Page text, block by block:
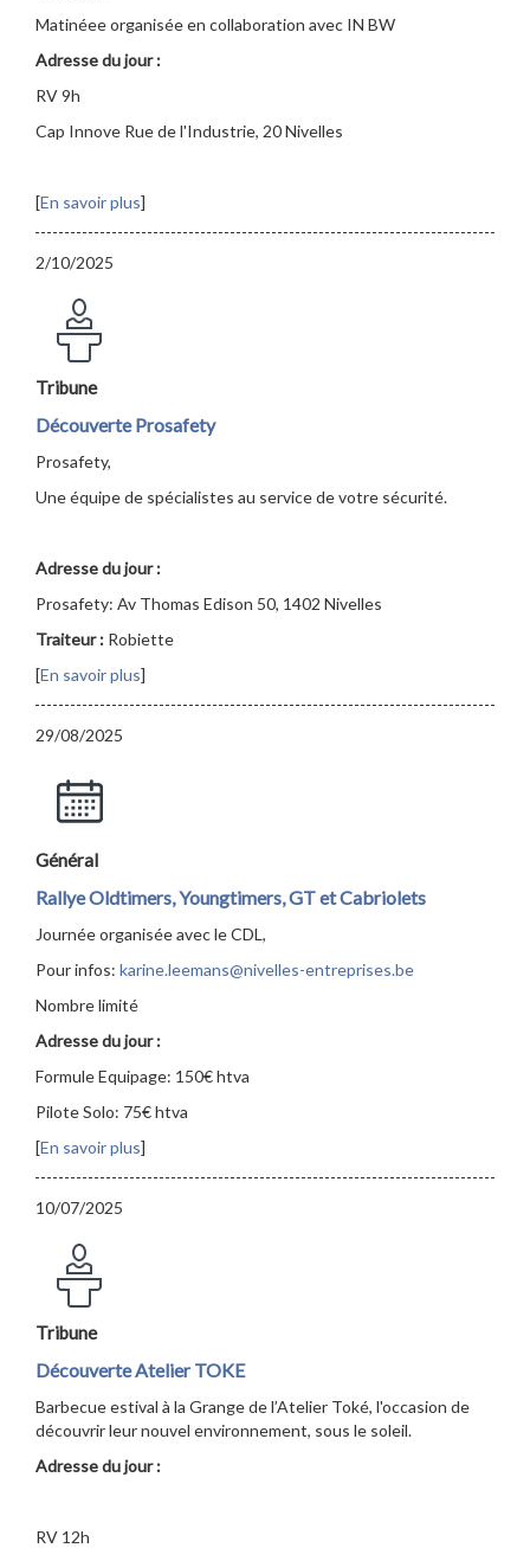
Matinéee organisée en collaboration avec IN BW
Adresse du jour :
RV 9h
Cap Innove Rue de l'Industrie, 20 Nivelles
[En savoir plus]
2/10/2025
Tribune
Découverte Prosafety
Prosafety,
Une équipe de spécialistes au service de votre sécurité.
Adresse du jour :
Prosafety: Av Thomas Edison 50, 1402 Nivelles
Traiteur : Robiette
[En savoir plus]
29/08/2025
Général
Rallye Oldtimers, Youngtimers, GT et Cabriolets
Journée organisée avec le CDL,
Pour infos: karine.leemans@nivelles-entreprises.be
Nombre limité
Adresse du jour :
Formule Equipage: 150€ htva
Pilote Solo: 75€ htva
[En savoir plus]
10/07/2025
Tribune
Découverte Atelier TOKE
Barbecue estival à la Grange de l’Atelier Toké, l'occasion de
découvrir leur nouvel environnement, sous le soleil.
Adresse du jour :
RV 12h